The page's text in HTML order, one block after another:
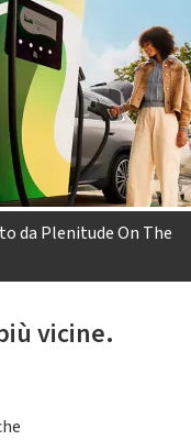
da Plenitude On The
vicine.